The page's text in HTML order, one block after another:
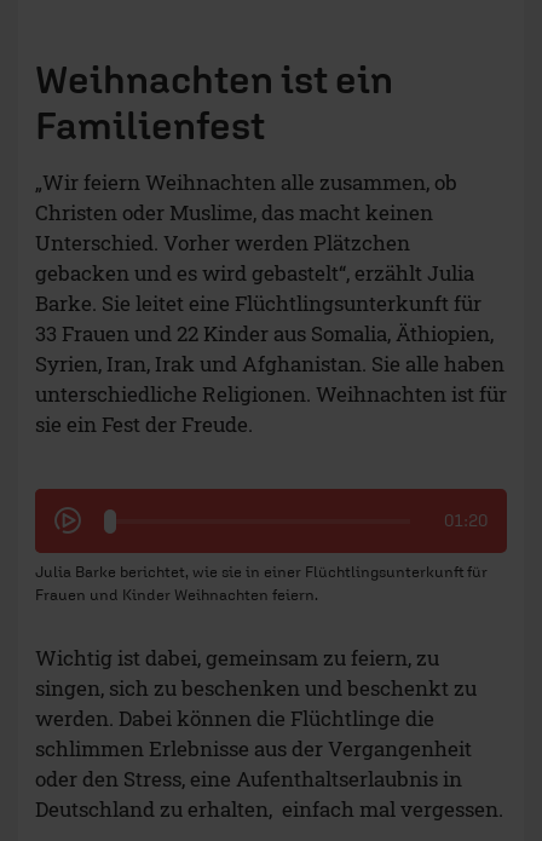
Weihnachten ist ein
Familienfest
„Wir feiern Weihnachten alle zusammen, ob
Christen oder Muslime, das macht keinen
Unterschied. Vorher werden Plätzchen
gebacken und es wird gebastelt“, erzählt Julia
Barke. Sie leitet eine Flüchtlingsunterkunft für
33 Frauen und 22 Kinder aus Somalia, Äthiopien,
Syrien, Iran, Irak und Afghanistan. Sie alle haben
unterschiedliche Religionen. Weihnachten ist für
sie ein Fest der Freude.
01:20
Julia Barke berichtet, wie sie in einer Flüchtlingsunterkunft für
Frauen und Kinder Weihnachten feiern.
Wichtig ist dabei, gemeinsam zu feiern, zu
singen, sich zu beschenken und beschenkt zu
werden. Dabei können die Flüchtlinge die
schlimmen Erlebnisse aus der Vergangenheit
oder den Stress, eine Aufenthaltserlaubnis in
Deutschland zu erhalten, einfach mal vergessen.